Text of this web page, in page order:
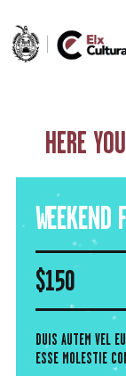
ELCHE
HERE
$150
DUIS AUTEM VEL
ESSE MOLESTIE